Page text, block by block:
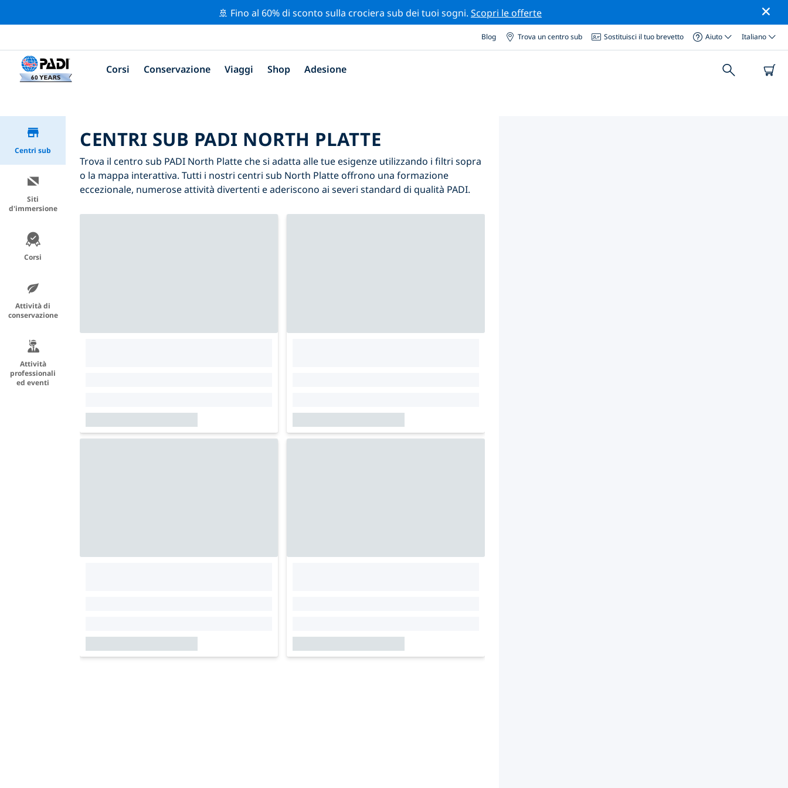
🚢 Fino al 60% di sconto sulla crociera sub dei tuoi sogni. Scopri le offerte
Blog Trova un centro sub Sostituisci il tuo brevetto Aiuto Italiano
Corsi Conservazione Viaggi Shop Adesione
Centri sub
Siti
d'immersione
Corsi
Attività di
conservazione
Attività
professionali
ed eventi
CENTRI SUB PADI NORTH PLATTE
Trova il centro sub PADI North Platte che si adatta alle tue esigenze utilizzando i filtri sopra
o la mappa interattiva. Tutti i nostri centri sub North Platte offrono una formazione
eccezionale, numerose attività divertenti e aderiscono ai severi standard di qualità PADI.